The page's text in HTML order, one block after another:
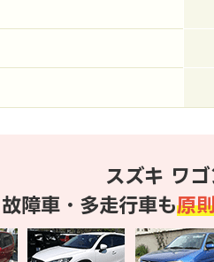
スズキ ワ
障車・多走行車も原